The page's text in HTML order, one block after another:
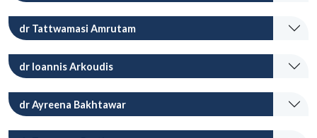
dr Tattwamasi Amrutam
dr Ioannis Arkoudis
dr Ayreena Bakhtawar